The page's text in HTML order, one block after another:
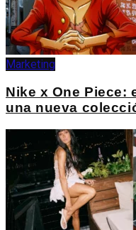
Marketing
Nike x One Piece:
una nueva